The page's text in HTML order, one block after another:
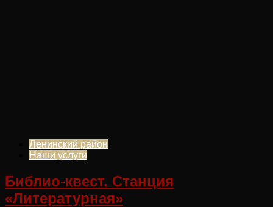
Ленинский район
Наши услуги
Библио-квест. Станция
«Литературная»